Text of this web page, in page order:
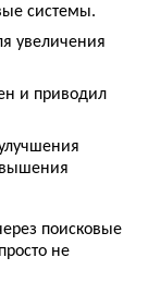
системы.
увеличения
и приводил
поисковые
не